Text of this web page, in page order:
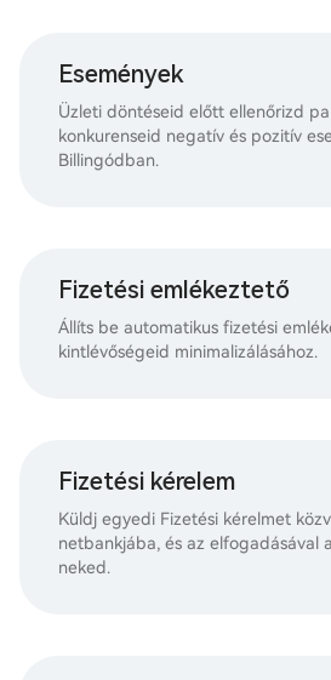
Események
Üzleti döntéseid előtt ellenőrizd
konkurenseid negatív és pozitív
Billingódban.
Fizetési emlékeztető
Állíts be automatikus fizetési
kintlévőségeid minimalizálásához.
Fizetési kérelem
Küldj egyedi Fizetési kérelmet
netbankjába, és az elfogadásával
neked.